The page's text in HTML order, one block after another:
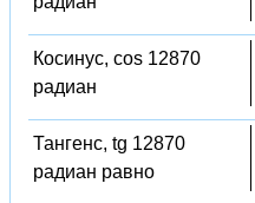
Косинус, cos 12870
радиан
Тангенс, tg 12870
радиан равно